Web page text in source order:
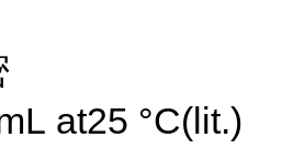
at25 °C(lit.)